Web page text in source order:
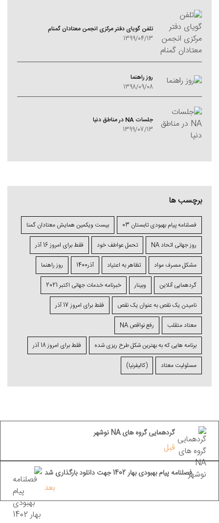
تلفن گویای دفتر مرکزی انجمن معتادان گمنام
1399/04/13
روز راهنما
1398/09/08
جلسات NA در مناطق دنیا
1399/07/13
برچسب ها
فصلنامه پیام بهبودی تابستان 03 بیست ویکمین همایش معتادان گمنا
روز جهانی اتحاد NA تحمل عواطف خود فقط برای امروز 16 آذر
مشکل مصرف مواد تظاهر به اعتیاد آذر1400 روز راهنما
گردهمایی آنلاین وبینار خبرنامه خدمات جهانی اکتبر 2021
نامیدن یک نقص به عنوان یک نقص فقط برای امروز 17 آذر
معتاد متقلب رفع نواقص NA
برنامه ⁯هایی که به بهترین شکل طرح ⁯ریزی ⁯شده فقط برای امروز 18 آذر
مسئولیت معتاد (کالیفرنیا)
گردهمایی گروه های NA نوشهر
قبل
فصلنامه پیام بهبودی بهار 1402 جهت دانلود بارگذاری شد
بعد